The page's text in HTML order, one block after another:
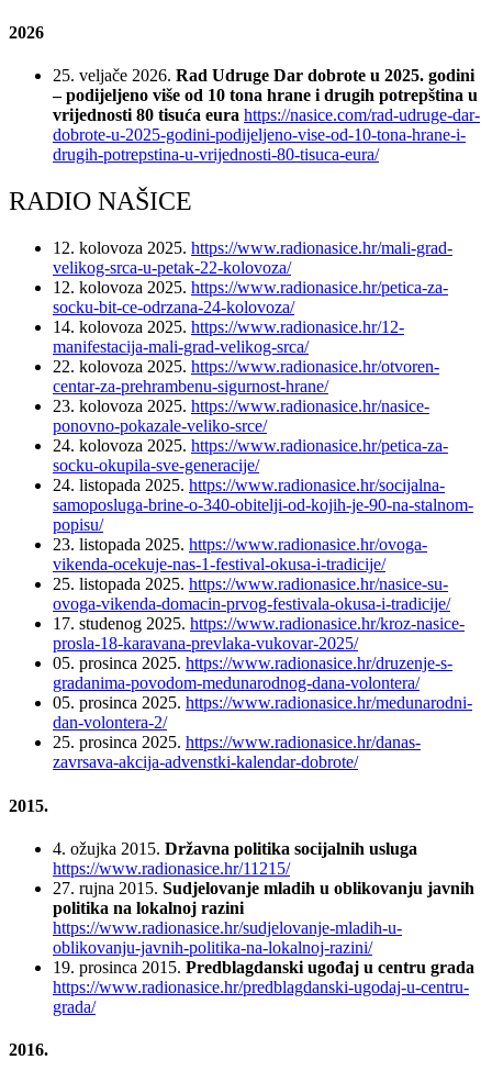
2026
25. veljače 2026. Rad Udruge Dar dobrote u 2025. godini
– podijeljeno više od 10 tona hrane idrugih potrepština u
vrijednosti 80 tisuća eura https://nasice.com/rad-udruge-dar-
dobrote-u-2025-godini-podijeljeno-vise-od-10-tona-hrane-i-
drugih-potrepstina-u-vrijednosti-80-tisuca-eura/
RADIO NAŠICE
12. kolovoza 2025. https://www.radionasice.hr/mali-grad-
velikog-srca-u-petak-22-kolovoza/
12. kolovoza 2025. https://www.radionasice.hr/petica-za-
socku-bit-ce-odrzana-24-kolovoza/
14. kolovoza 2025. https://www.radionasice.hr/12-
manifestacija-mali-grad-velikog-srca/
22. kolovoza 2025. https://www.radionasice.hr/otvoren-
centar-za-prehrambenu-sigurnost-hrane/
23. kolovoza 2025. https://www.radionasice.hr/nasice-
ponovno-pokazale-veliko-srce/
24. kolovoza 2025. https://www.radionasice.hr/petica-za-
socku-okupila-sve-generacije/
24. listopada 2025. https://www.radionasice.hr/socijalna-
samoposluga-brine-o-340-obitelji-od-kojih-je-90-na-stalnom-
popisu/
23. listopada 2025. https://www.radionasice.hr/ovoga-
vikenda-ocekuje-nas-1-festival-okusa-i-tradicije/
25. listopada 2025. https://www.radionasice.hr/nasice-su-
ovoga-vikenda-domacin-prvog-festivala-okusa-i-tradicije/
17. studenog 2025. https://www.radionasice.hr/kroz-nasice-
prosla-18-karavana-prevlaka-vukovar-2025/
05. prosinca 2025. https://www.radionasice.hr/druzenje-s-
gradanima-povodom-medunarodnog-dana-volontera/
05. prosinca 2025. https://www.radionasice.hr/medunarodni-
dan-volontera-2/
25. prosinca 2025. https://www.radionasice.hr/danas-
zavrsava-akcija-advenstki-kalendar-dobrote/
2015.
4. ožujka 2015. Državna politika socijalnih usluga
https://www.radionasice.hr/11215/
27. rujna 2015. Sudjelovanje mladih u oblikovanju javnih
politika na lokalnoj razini
https://www.radionasice.hr/sudjelovanje-mladih-u-
oblikovanju-javnih-politika-na-lokalnoj-razini/
19. prosinca 2015. Predblagdanski ugođaj u centru grada
https://www.radionasice.hr/predblagdanski-ugodaj-u-centru-
grada/
2016.